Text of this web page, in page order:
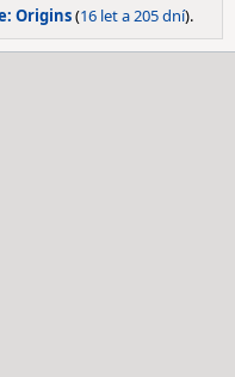
Origins(16 let a 205 dní).